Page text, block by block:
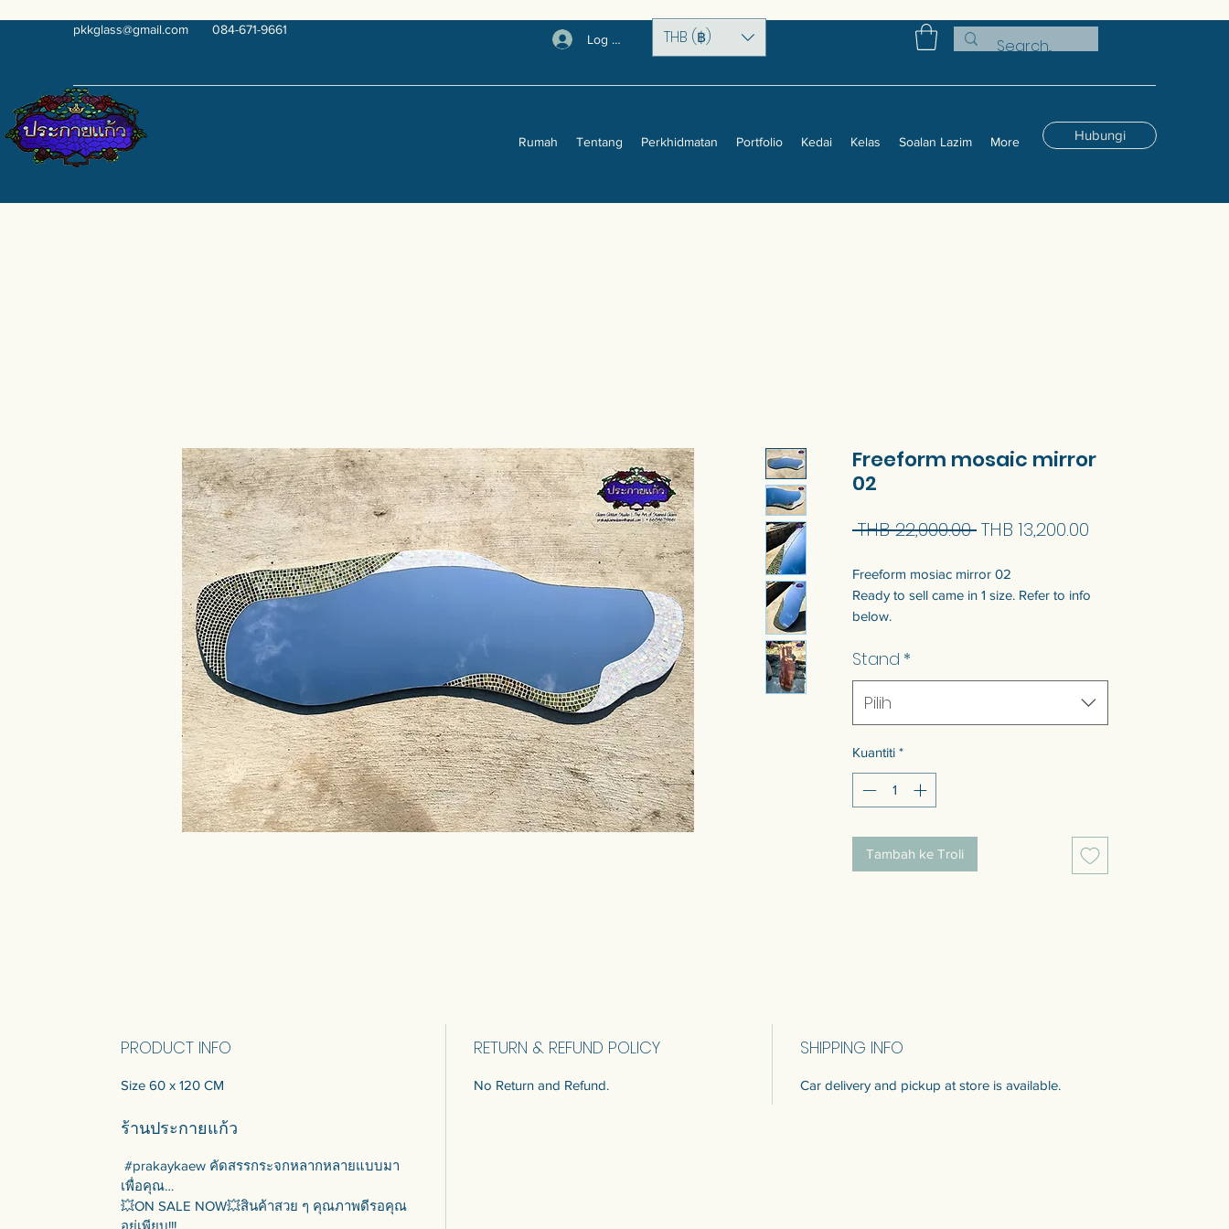
pkkglass@gmail.com 084-671-9661
Log Masuk THB (฿)
Rumah Tentang Perkhidmatan Portfolio Kedai Kelas Soalan Lazim More Hubungi
Freeform mosaic mirror
02
THB 22,000.00 Harga
THB 13,200.00
Freeform mosiac mirror 02
Ready to sell came in 1 size. Refer to info
below.
to us to get quotation.
Come with wooden backing for safety and
keyhole for wall hanging at the back.
แบบพร้อมขายมี 1 ขนาด ดูข้อมูลด้านล่าง
สามารถปรับแต่งขนาดได้ พูดคุยกับเราเพื่อ
รับใบเสนอราคา
รูกุญแจสําหรับแขวนผนังด้านหลัง
Stand *
Pilih
Kuantiti *
Tambah ke Troli
PRODUCT INFO
Size 60 x 120 CM
RETURN & REFUND POLICY
No Return and Refund.
SHIPPING INFO
Car delivery and pickup at store is available.
ร้านประกายแก้ว
#prakaykaew คัดสรรกระจกหลากหลายแบบมา
เพื่อคุณ…
💥ON SALE NOW💥สินค้าสวย ๆ คุณภาพดีรอคุณ
อยู่เพียบ!!!